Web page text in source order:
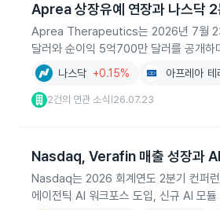
Aprea 상장유예 연장과 나스닥 2
Aprea Therapeutics는 2026년 7월 23
달러와 순이익 5억700만 달러를 공개하
나스닥 +0.15% 아프레아 테
2건의 연관 소식 26.07.23
Nasdaq, Verafin 매출 성장과
Nasdaq는 2026 회계연도 2분기 컨퍼
에이전틱 AI 워크포스 도입, 신규 AI 모